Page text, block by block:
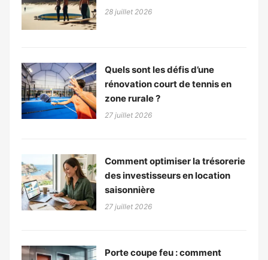
28 juillet 2026
Quels sont les défis d’une
rénovation court de tennis en
zone rurale ?
27 juillet 2026
Comment optimiser la trésorerie
des investisseurs en location
saisonnière
27 juillet 2026
Porte coupe feu : comment